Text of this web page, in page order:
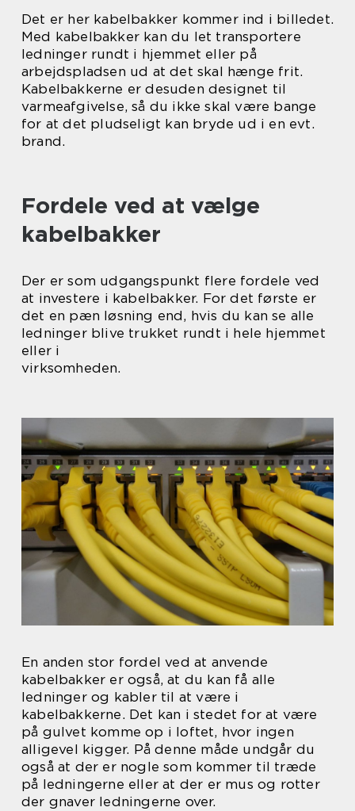
Det er her kabelbakker kommer ind i billedet.
Med kabelbakker kan du let transportere
ledninger rundt i hjemmet eller på
arbejdspladsen ud at det skal hænge frit.
Kabelbakkerne er desuden designet til
varmeafgivelse, så du ikke skal være bange
for at det pludseligt kan bryde ud i en evt.
brand.
Fordele ved at vælge
kabelbakker
Der er som udgangspunkt flere fordele ved
at investere i kabelbakker. For det første er
det en pæn løsning end, hvis du kan se alle
ledninger blive trukket rundt i hele hjemmet
eller i
virksomheden.
En anden stor fordel ved at anvende
kabelbakker er også, at du kan få alle
ledninger og kabler til at være i
kabelbakkerne. Det kan i stedet for at være
på gulvet komme op i loftet, hvor ingen
alligevel kigger. På denne måde undgår du
også at der er nogle som kommer til træde
på ledningerne eller at der er mus og rotter
der gnaver ledningerne over.